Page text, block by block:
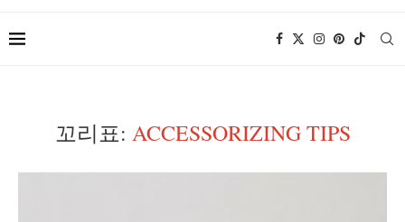
꼬리표: ACCESSORIZING TIPS